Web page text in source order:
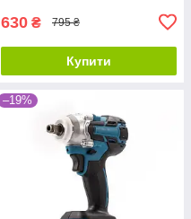
630 ₴ 795 ₴
Купити
–19%